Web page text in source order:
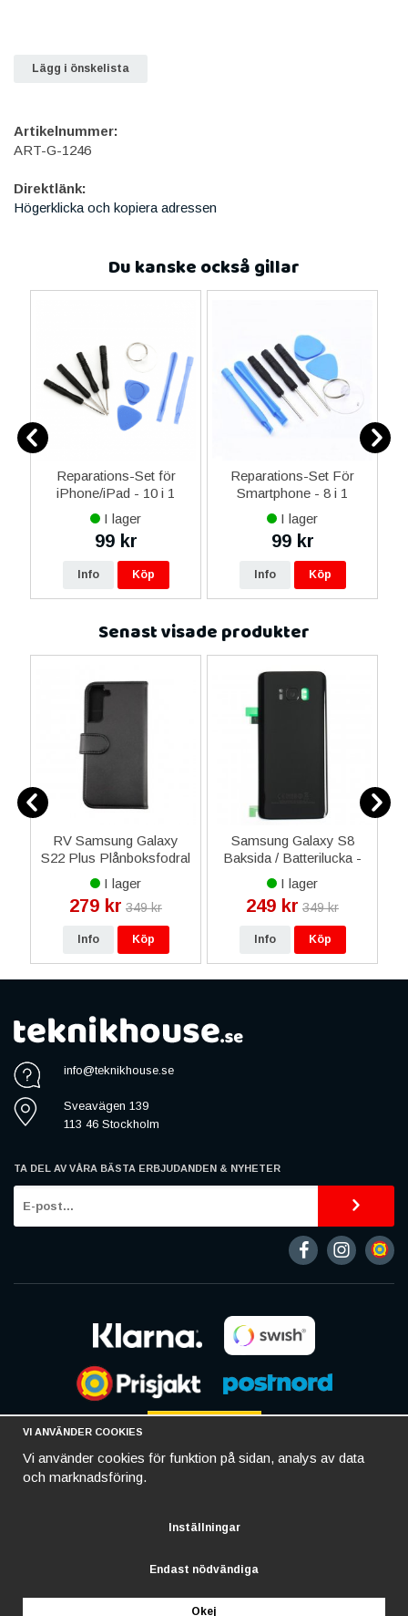
Lägg i önskelista
Artikelnummer:
ART-G-1246
Direktlänk:
Högerklicka och kopiera adressen
Du kanske också gillar
Reparations-Set för
iPhone/iPad - 10 i 1
I lager
99 kr
Info Köp
Reparations-Set För
Smartphone - 8 i 1
I lager
99 kr
Info Köp
Senast visade produkter
RV Samsung Galaxy
S22 Plus Plånboksfodral
med Magnet - Svart
I lager
279 kr 349 kr
Info Köp
Samsung Galaxy S8
Baksida / Batterilucka -
Svart
I lager
249 kr 349 kr
Info Köp
info@teknikhouse.se
Sveavägen 139
113 46 Stockholm
TA DEL AV VÅRA BÄSTA ERBJUDANDEN & NYHETER
VI ANVÄNDER COOKIES
Vi använder cookies för funktion på sidan, analys av data
och marknadsföring.
Inställningar
Endast nödvändiga
Okej